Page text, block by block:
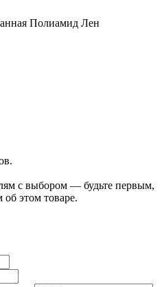
Полиамид Лен
с выбором — будьте первым,
этом товаре.